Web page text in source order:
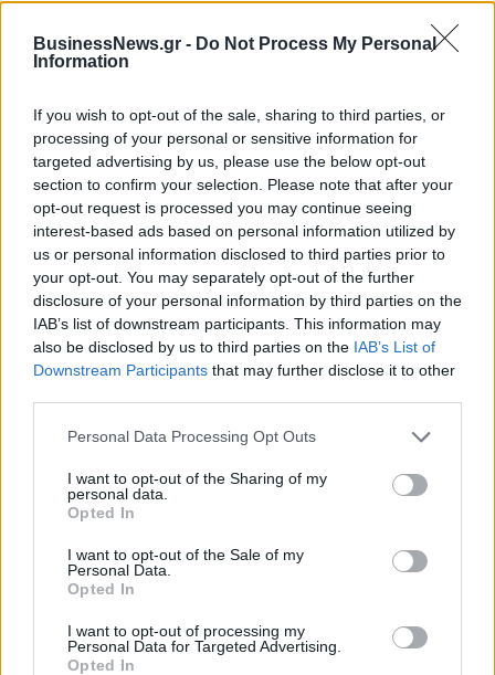
BusinessNews.gr - Do Not Process My Personal
Information
If you wish to opt-out of the sale, sharing to third parties, or
processing of your personal or sensitive information for
targeted advertising by us, please use the below opt-out
section to confirm your selection. Please note that after your
opt-out request is processed you may continue seeing
interest-based ads based on personal information utilized by
us or personal information disclosed to third parties prior to
your opt-out. You may separately opt-out of the further
disclosure of your personal information by third parties on the
IAB’s list of downstream participants. This information may
also be disclosed by us to third parties on the IAB’s List of
Downstream Participants that may further disclose it to other
Personal Data Processing Opt Outs
I want to opt-out of the Sharing of my
personal data.
Opted In
I want to opt-out of the Sale of my
Personal Data.
Opted In
I want to opt-out of processing my
Personal Data for Targeted Advertising.
Opted In
βροχές
08/08/2026 - 14:08
Ειδικό Χωροταξικό για τον Τουρισμό: Οι νέοι
κανόνες για επενδύσεις, νησιά και προορισμούς υπό
πίεση
08/08/2026 - 13:21 ΤΟΥΡΙΣΜΟΣ
Υπουργείο Εργασίας: Ο “χάρτης” των πληρωμών
από τον e-ΕΦΚΑ και τη ΔΥΠΑ έως τις 14 Αυγούστου
08/08/2026 - 12:58 ΟΙΚΟΝΟΜΙΑ
Οι Hamilton Reserve Bank και SEE Capital
Hamilton Ltd. συνάπτουν συμφωνία υπηρεσιών
μάρκετινγκ
08/08/2026 - 13:44 ΕΠΙΧΕΙΡΗΣΕΙΣ
Χρηματιστήριο Αθηνών: Εβδομαδιαία άνοδος
1,76%, κέρδη 23,31% από τις αρχές του έτους
08/08/2026 - 12:36 ΟΙΚΟΝΟΜΙΑ
με 916 προϊόντα
08/08/2026 - 12:12
Health Monitoring: Η εθνική υποδομή για την
αξιοποίηση των δεδομένων υγείας προς όφελος